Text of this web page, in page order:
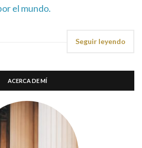
el mundo.
Seguir leyendo
ACERCA DE MÍ